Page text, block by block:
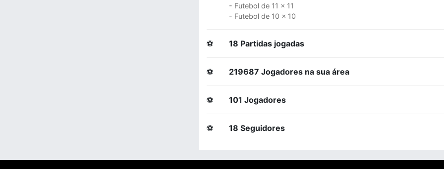
- Futebol de 11 x 11
- Futebol de 10 x 10
⚽ 18 Partidas jogadas
⚽ 219687 Jogadores na sua área
⚽ 101 Jogadores
⚽ 18 Seguidores